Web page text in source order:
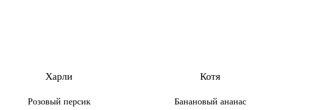
Харли
Розовый персик
Котя
Банановый ананас